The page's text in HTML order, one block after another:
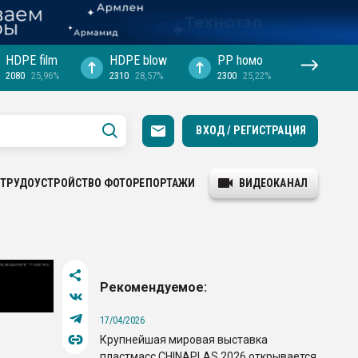
HDPE film
2080 25,96%
HDPE blow
2310 28,57%
PP hомо
2300 25,22%
ВХОД / РЕГИСТРАЦИЯ
ТРУДОУСТРОЙСТВО ФОТОРЕПОРТАЖИ ВИДЕОКАНАЛ
Рекомендуемое:
17/04/2026
Крупнейшая мировая выставка